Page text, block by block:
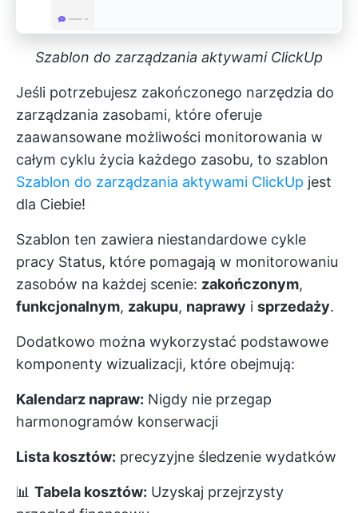
Szablon do zarządzania aktywami ClickUp
Jeśli potrzebujesz zakończonego narzędzia do
zarządzania zasobami, które oferuje
zaawansowane możliwości monitorowania w
całym cyklu życia każdego zasobu, to szablon
Szablon do zarządzania aktywami ClickUp jest
dla Ciebie!
Szablon ten zawiera niestandardowe cykle
pracy Status, które pomagają w monitorowaniu
zasobów na każdej scenie: zakończonym,
funkcjonalnym, zakupu, naprawy i sprzedaży.
Dodatkowo można wykorzystać podstawowe
komponenty wizualizacji, które obejmują:
Kalendarz napraw: Nigdy nie przegap
harmonogramów konserwacji
Lista kosztów: precyzyjne śledzenie wydatków
📊 Tabela kosztów: Uzyskaj przejrzysty